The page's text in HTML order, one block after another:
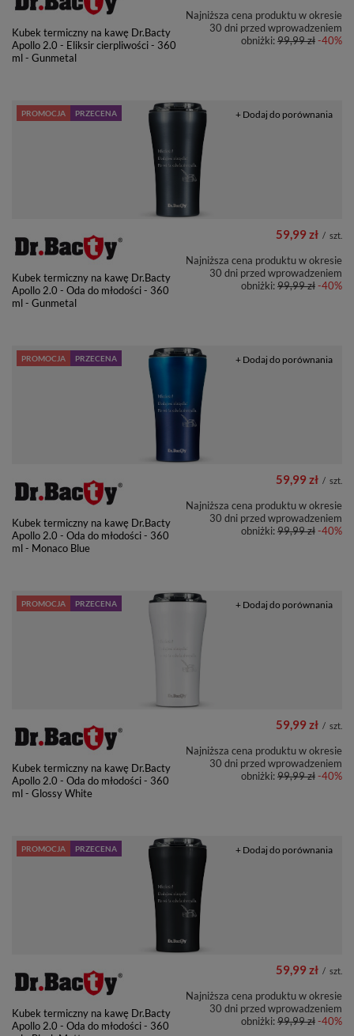
Kubek termiczny na kawę Dr.Bacty
Apollo 2.0 - Eliksir cierpliwości - 360
ml - Gunmetal
Najniższa cena produktu w okresie
30 dni przed wprowadzeniem
obniżki:99,99 zł-40%
PROMOCJA PRZECENA
Kubek termiczny na kawę Dr.Bacty
Apollo 2.0 - Oda do młodości - 360
ml - Gunmetal
59,99 zł / szt.
Najniższa cena produktu w okresie
30 dni przed wprowadzeniem
obniżki:99,99 zł-40%
+ Dodaj do porównania
PROMOCJA PRZECENA
Kubek termiczny na kawę Dr.Bacty
Apollo 2.0 - Oda do młodości - 360
ml - Monaco Blue
59,99 zł / szt.
Najniższa cena produktu w okresie
30 dni przed wprowadzeniem
obniżki:99,99 zł-40%
+ Dodaj do porównania
PROMOCJA PRZECENA
Kubek termiczny na kawę Dr.Bacty
Apollo 2.0 - Oda do młodości - 360
ml - Glossy White
59,99 zł / szt.
Najniższa cena produktu w okresie
30 dni przed wprowadzeniem
obniżki:99,99 zł-40%
+ Dodaj do porównania
PROMOCJA PRZECENA
Kubek termiczny na kawę Dr.Bacty
Apollo 2.0 - Oda do młodości - 360
59,99 zł / szt.
Najniższa cena produktu w okresie
30 dni przed wprowadzeniem
obniżki:99,99 zł-40%
+ Dodaj do porównania